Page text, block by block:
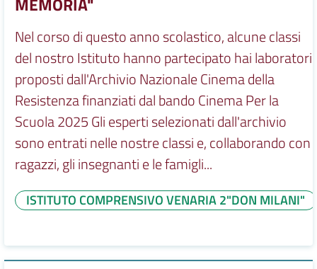
Nel corso di questo anno scolastico, alcune classi
del nostro Istituto hanno partecipato hai laboratori
proposti dall'Archivio Nazionale Cinema della
Resistenza finanziati dal bando Cinema Per la
Scuola 2025 Gli esperti selezionati dall'archivio
sono entrati nelle nostre classi e, collaborando con i
ragazzi, gli insegnanti e le famigli...
ISTITUTO COMPRENSIVO VENARIA 2"DON MILANI"